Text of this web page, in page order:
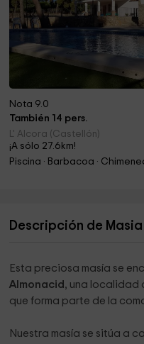
Nota 9.0
También 14 pers.
L' Alcora (Castellón)
¡A sólo 27.6km!
Piscina · Barbacoa ·
Descripción de
Esta preciosa masía se
Almonacid , una localidad
que forma parte de la
Nuestra masía se sitúa a